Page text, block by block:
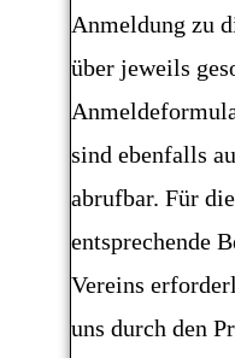
Anmeldung zu
über jeweils
sind ebenfalls
abrufbar. Für
entsprechende
Vereins
uns durch den